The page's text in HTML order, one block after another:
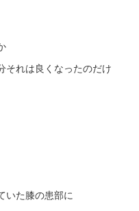
それは良くなったのだけ
いた膝の患部に